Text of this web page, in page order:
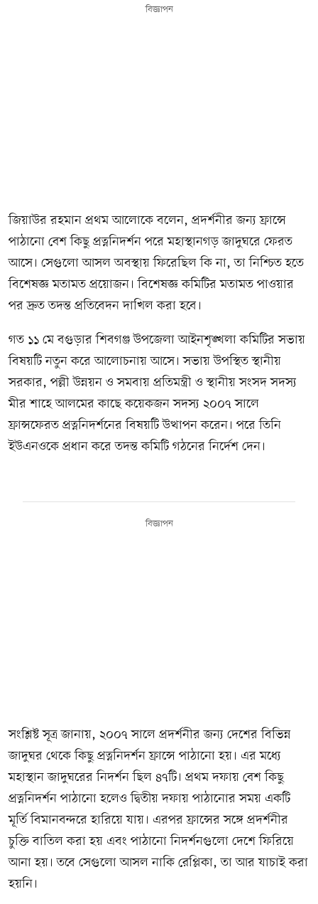
বিজ্ঞাপন
জিয়াউর রহমান প্রথম আলোকে বলেন, প্রদর্শনীর জন্য ফ্রান্সে
পাঠানো বেশ কিছু প্রত্ননিদর্শন পরে মহাস্থানগড় জাদুঘরে ফেরত
আসে। সেগুলো আসল অবস্থায় ফিরেছিল কি না, তা নিশ্চিত হতে
বিশেষজ্ঞ মতামত প্রয়োজন। বিশেষজ্ঞ কমিটির মতামত পাওয়ার
পর দ্রুত তদন্ত প্রতিবেদন দাখিল করা হবে।
গত ১১ মে বগুড়ার শিবগঞ্জ উপজেলা আইনশৃঙ্খলা কমিটির সভায়
বিষয়টি নতুন করে আলোচনায় আসে। সভায় উপস্থিত স্থানীয়
সরকার, পল্লী উন্নয়ন ও সমবায় প্রতিমন্ত্রী ও স্থানীয় সংসদ সদস্য
মীর শাহে আলমের কাছে কয়েকজন সদস্য ২০০৭ সালে
ফ্রান্সফেরত প্রত্ননিদর্শনের বিষয়টি উত্থাপন করেন। পরে তিনি
ইউএনওকে প্রধান করে তদন্ত কমিটি গঠনের নির্দেশ দেন।
বিজ্ঞাপন
সংশ্লিষ্ট সূত্র জানায়, ২০০৭ সালে প্রদর্শনীর জন্য দেশের বিভিন্ন
জাদুঘর থেকে কিছু প্রত্ননিদর্শন ফ্রান্সে পাঠানো হয়। এর মধ্যে
মহাস্থান জাদুঘরের নিদর্শন ছিল ৪৭টি। প্রথম দফায় বেশ কিছু
প্রত্ননিদর্শন পাঠানো হলেও দ্বিতীয় দফায় পাঠানোর সময় একটি
মূর্তি বিমানবন্দরে হারিয়ে যায়। এরপর ফ্রান্সের সঙ্গে প্রদর্শনীর
চুক্তি বাতিল করা হয় এবং পাঠানো নিদর্শনগুলো দেশে ফিরিয়ে
আনা হয়। তবে সেগুলো আসল নাকি রেপ্লিকা, তা আর যাচাই করা
হয়নি।